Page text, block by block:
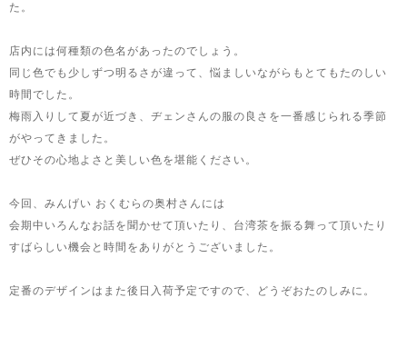
た。
店内には何種類の色名があったのでしょう。
同じ色でも少しずつ明るさが違って、悩ましいながらもとてもたのしい
時間でした。
梅雨入りして夏が近づき、ヂェンさんの服の良さを一番感じられる季節
がやってきました。
ぜひその心地よさと美しい色を堪能ください。
今回、みんげい おくむらの奥村さんには
会期中いろんなお話を聞かせて頂いたり、台湾茶を振る舞って頂いたり
すばらしい機会と時間をありがとうございました。
定番のデザインはまた後日入荷予定ですので、どうぞおたのしみに。